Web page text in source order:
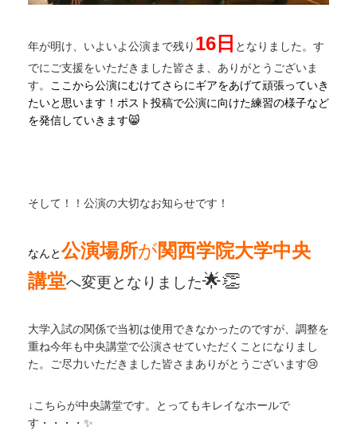
年が明け、いよいよ公演まで残り 16日 となりました。 す
でにご支援をいただきました皆さま、ありがとうございま
す。
ここから公演にむけてさらにギアをあげて頑張っていき
たいと思います！ポスト投稿で公演に向けた練習の様子など
を発信していきます😸
そして！！公演の大切なお知らせです！
なんと公演場所が関西学院大学中央
講堂へ変更となりました🌟👏
大学入試の関係で当初は使用できなかったのですが、調整を
重ね今年も中央講堂で公演させていただくことになりまし
た。
ご尽力いただきました皆さま ありがとうございます😢
↓こちらが中央講堂です。とってもキレイなホールで
す・・・・ ✨